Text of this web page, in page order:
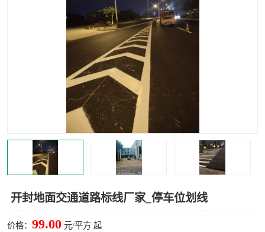
开封地面交通道路标线厂家_停车位划线
价格： 99.00 元/平方 起